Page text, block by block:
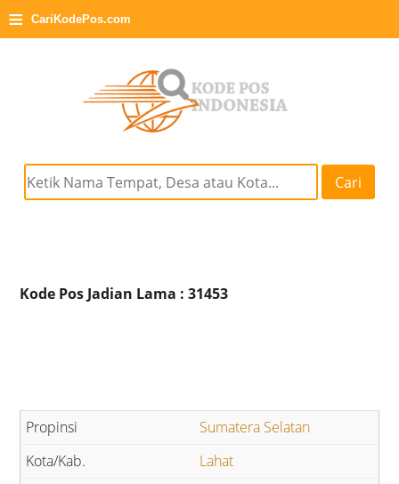
≡ CariKodePos.com
Cari
Kode Pos Jadian Lama : 31453
Sumatera Selatan
Lahat